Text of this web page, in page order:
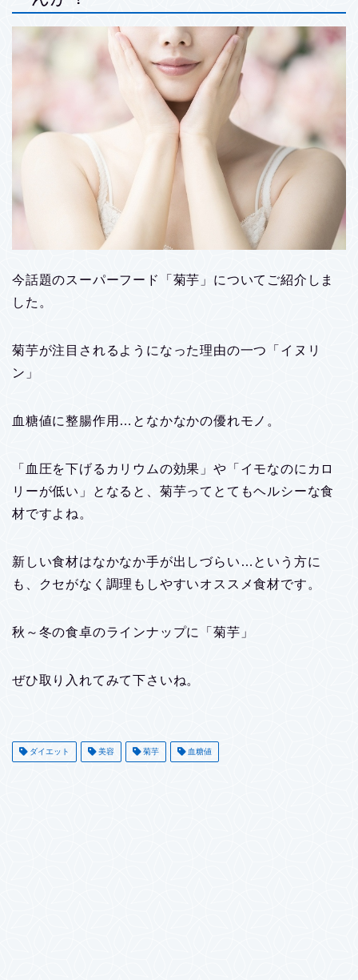
今話題のスーパーフード「菊芋」についてご紹介しま
した。
菊芋が注目されるようになった理由の一つ「イヌリ
ン」
血糖値に整腸作用…となかなかの優れモノ。
「血圧を下げるカリウムの効果」や「イモなのにカロ
リーが低い」となると、菊芋ってとてもヘルシーな食
材ですよね。
新しい食材はなかなか手が出しづらい…という方に
も、クセがなく調理もしやすいオススメ食材です。
秋～冬の食卓のラインナップに「菊芋」
ぜひ取り入れてみて下さいね。
ダイエット 美容 菊芋 血糖値